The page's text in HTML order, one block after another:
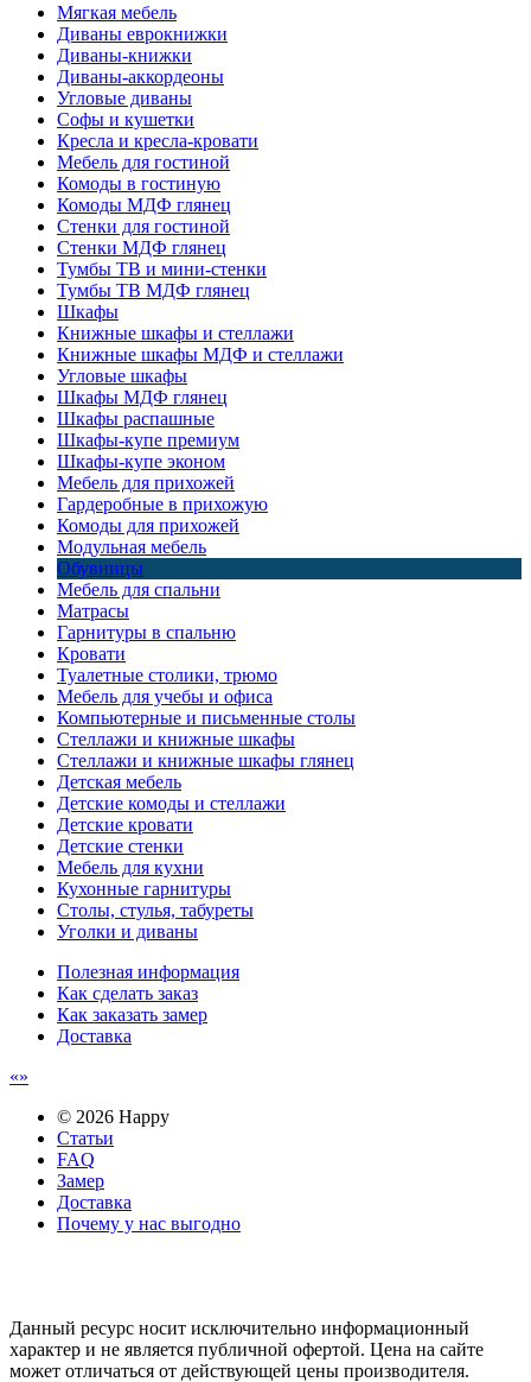
Мягкая мебель
Диваны еврокнижки
Диваны-книжки
Диваны-аккордеоны
Угловые диваны
Софы и кушетки
Кресла и кресла-кровати
Мебель для гостиной
Комоды в гостиную
Комоды МДФ глянец
Стенки для гостиной
Стенки МДФ глянец
Тумбы ТВ и мини-стенки
Тумбы ТВ МДФ глянец
Шкафы
Книжные шкафы и стеллажи
Книжные шкафы МДФ и стеллажи
Угловые шкафы
Шкафы МДФ глянец
Шкафы распашные
Шкафы-купе премиум
Шкафы-купе эконом
Мебель для прихожей
Гардеробные в прихожую
Комоды для прихожей
Модульная мебель
Обувницы
Мебель для спальни
Матрасы
Гарнитуры в спальню
Кровати
Туалетные столики, трюмо
Мебель для учебы и офиса
Компьютерные и письменные столы
Стеллажи и книжные шкафы
Стеллажи и книжные шкафы глянец
Детская мебель
Детские комоды и стеллажи
Детские кровати
Детские стенки
Мебель для кухни
Кухонные гарнитуры
Столы, стулья, табуреты
Уголки и диваны
Полезная информация
Как сделать заказ
Как заказать замер
Доставка
© 2026 Happy
Статьи
FAQ
Замер
Доставка
Почему у нас выгодно
Данный ресурс носит исключительно информационный
характер и не является публичной офертой. Цена на сайте
может отличаться от действующей цены производителя.